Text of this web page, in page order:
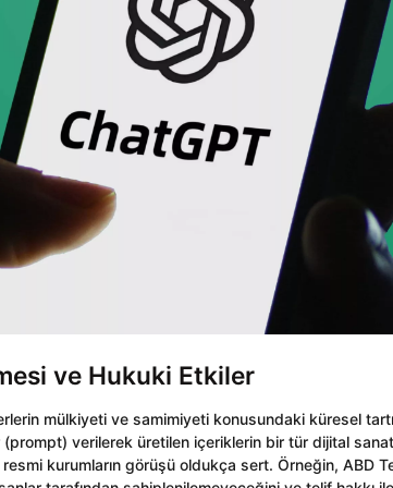
ve Hukuki Etkiler
mülkiyeti ve samimiyeti konusundaki küresel
(prompt) verilerek üretilen içeriklerin bir tür dijital
kurumların görüşü oldukça sert. Örneğin, ABD